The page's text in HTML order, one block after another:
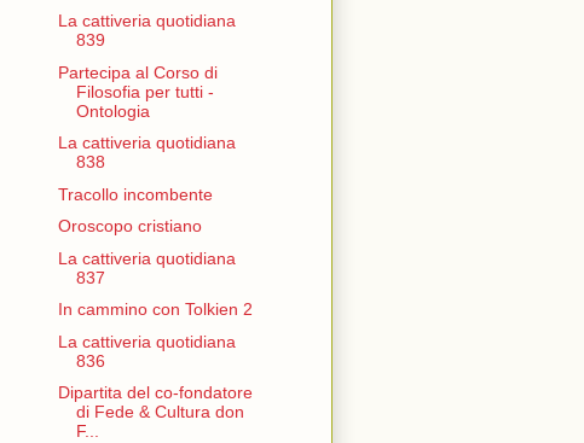
La cattiveria quotidiana
839
Partecipa al Corso di
Filosofia per tutti -
Ontologia
La cattiveria quotidiana
838
Tracollo incombente
Oroscopo cristiano
La cattiveria quotidiana
837
In cammino con Tolkien 2
La cattiveria quotidiana
836
Dipartita del co-fondatore
di Fede & Cultura don
F...